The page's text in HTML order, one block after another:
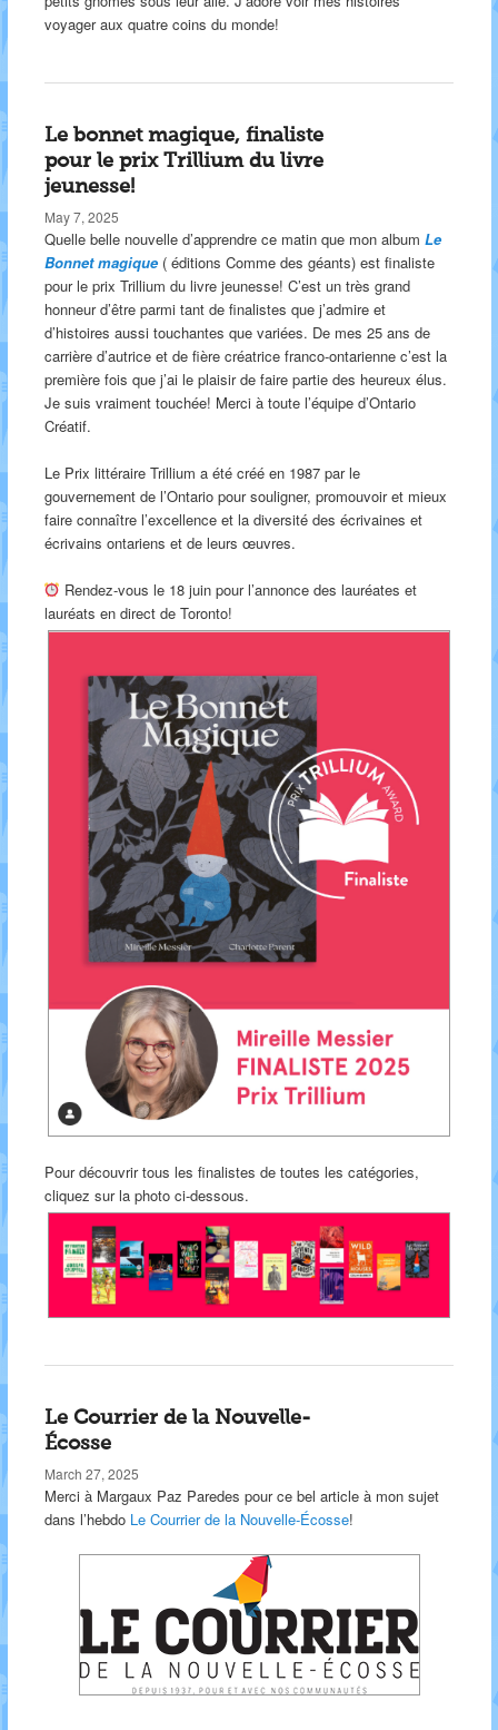
voyager aux quatre coins du monde!
Le bonnet magique, finaliste
pour le prix Trillium du livre
jeunesse!
May 7, 2025
Quelle belle nouvelle d’apprendre ce matin que mon album Le
Bonnet magique( éditions Comme des géants) est finaliste
pour le prix Trillium du livre jeunesse! C’est un très grand
honneur d’être parmi tant de finalistes que j’admire et
d’histoires aussi touchantes que variées. De mes 25 ans de
carrière d’autrice et de fière créatrice franco-ontarienne c’est la
première fois que j’ai le plaisir de faire partie des heureux élus.
Je suis vraiment touchée! Merci à toute l’équipe d’Ontario
Créatif.
Le Prix littéraire Trillium a été créé en 1987 par le
gouvernement de l’Ontario pour souligner, promouvoir et mieux
faire connaître l’excellence et la diversité des écrivaines et
écrivains ontariens et de leurs œuvres.
Rendez-vous le 18 juin pour l’annonce des lauréates et
lauréats en direct de Toronto!
Pour découvrir tous les finalistes de toutes les catégories,
cliquez sur la photo ci-dessous.
Le Courrier de la Nouvelle-
Écosse
March 27, 2025
Merci à Margaux Paz Paredes pour ce bel article à mon sujet
dans l’hebdo Le Courrier de la Nouvelle-Écosse!